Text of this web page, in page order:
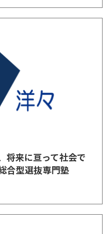
将来に亘って社会で
合型選抜専門塾